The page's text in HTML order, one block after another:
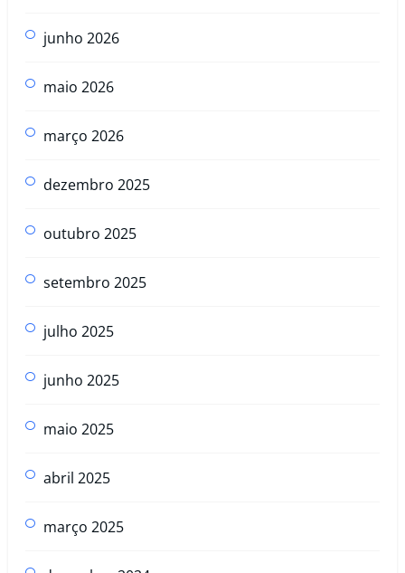
junho 2026
maio 2026
março 2026
dezembro 2025
outubro 2025
setembro 2025
julho 2025
junho 2025
maio 2025
abril 2025
março 2025